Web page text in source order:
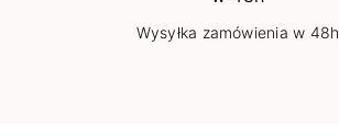
Wysyłka zamówienia w 48h